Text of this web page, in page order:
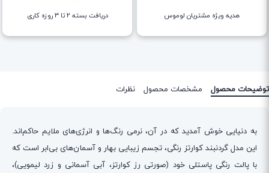
هدیه ویژه مشتریان لوموس دریافت بسته ۲ تا ۳ روزه کاری
توضیحات محصول مشخصات محصول نظرات
به دنیایی خوش آمدید که در آن، نرمی رنگ‌ها و انرژی‌های ملایم حاکم‌اند.
این مدل گردنبند کوارتز رنگی، تجسم زیبایی بهار و آسمان‌های بی‌ابر است که
با پالت رنگی پاستلی خود (صورتی رز کوارتز، آبی آسمانی و زرد لیمویی)،